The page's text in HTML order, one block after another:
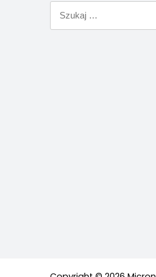
Szukaj: